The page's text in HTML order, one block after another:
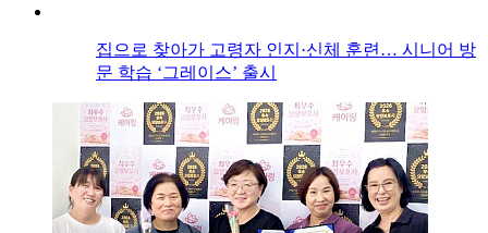
집으로 찾아가 고령자 인지·신체 훈련… 시니어 방
문 학습 ‘그레이스’ 출시